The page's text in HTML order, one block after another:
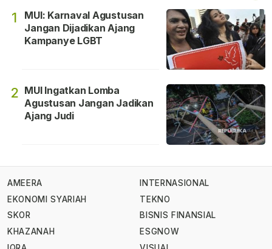
1
MUI: Karnaval Agustusan
Jangan Dijadikan Ajang
Kampanye LGBT
2 MUI Ingatkan Lomba
Agustusan Jangan Jadikan
Ajang Judi
AMEERA
EKONOMI SYARIAH
SKOR
KHAZANAH
INTERNASIONAL
TEKNO
BISNIS FINANSIAL
ESGNOW